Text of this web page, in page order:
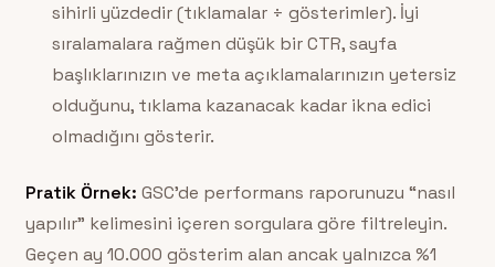
sihirli yüzdedir (tıklamalar ÷ gösterimler). İyi
sıralamalara rağmen düşük bir CTR, sayfa
başlıklarınızın ve meta açıklamalarınızın yetersiz
olduğunu, tıklama kazanacak kadar ikna edici
olmadığını gösterir.
Pratik Örnek: GSC’de performans raporunuzu “nasıl
yapılır” kelimesini içeren sorgulara göre filtreleyin.
Geçen ay 10.000 gösterim alan ancak yalnızca %1